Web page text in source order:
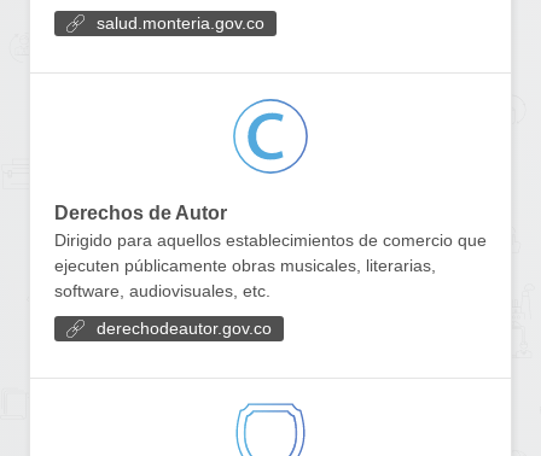
salud.monteria.gov.co
Derechos de Autor
Dirigido para aquellos establecimientos de comercio que
ejecuten públicamente obras musicales, literarias,
software, audiovisuales, etc.
derechodeautor.gov.co